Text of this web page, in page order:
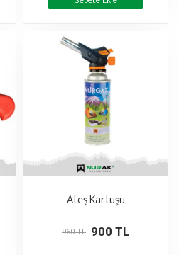
Ateş Kartuşu
900 TL
960 TL